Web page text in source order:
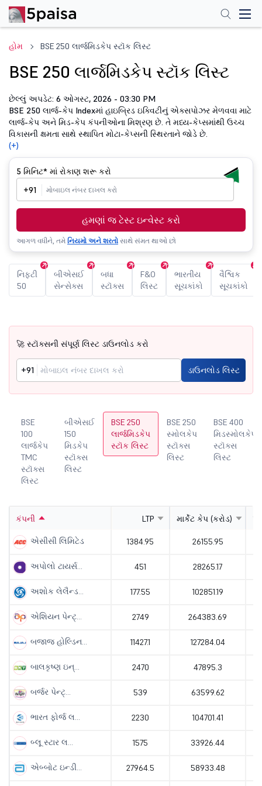
હોમ BSE 250 લાર્જમિડકેપ સ્ટૉક લિસ્ટ
BSE 250 લાર્જમિડકેપ સ્ટૉક લિસ્ટ
છેલ્લું અપડેટ: 6 ઓગસ્ટ, 2026 - 03:30 PM
BSE 250 લાર્જ-કેપ Indexમાં હાઇબ્રિડ ઇક્વિટીનું એક્સપોઝર મેળવવા માટે
લાર્જ-કેપ અને મિડ-કેપ કંપનીઓના મિશ્રણ છે. તે મધ્ય-કેપ્સમાંથી ઉચ્ચ
વિકાસની ક્ષમતા સાથે સ્થાપિત મોટા-કેપ્સની સ્થિરતાને જોડે છે.
(+)
5 મિનિટ* માં રોકાણ શરૂ કરો
+91
હમણાં જ ટેસ્ટ ઇન્વેસ્ટ કરો
આગળ વધીને, તમે નિયમો અને શરતો સાથે સંમત થાઓ છો
નિફ્ટી
50
બીએસઈ
સેન્સેક્સ
બધા
સ્ટૉક્સ
F&O
લિસ્ટ
ભારતીય
સૂચકાંકો
વૈશ્વિક
સૂચકાંકો
🚀 સ્ટૉક્સની સંપૂર્ણ લિસ્ટ ડાઉનલોડ કરો
+91 ડાઉનલોડ લિસ્ટ
BSE
100
લાર્જકેપ
TMC
સ્ટૉક્સ
લિસ્ટ
બીએસઈ
150
મિડકેપ
સ્ટૉક્સ
લિસ્ટ
BSE 250
લાર્જમિડકેપ
સ્ટૉક લિસ્ટ
BSE 250
સ્મોલકેપ
સ્ટૉક્સ
લિસ્ટ
BSE 400
મિડસ્મોલકેપ
સ્ટૉક્સ
લિસ્ટ
કંપની LTP માર્કેટ કેપ (કરોડ)
એસીસી લિમિટેડ 1384.95 26155.95
અપોલો ટાયર્સ... 451 28265.17
અશોક લેલૈન્ડ... 177.55 102851.19
એશિયન પેન્ટ્... 2749 264383.69
બજાજ હોલ્ડિન... 11427.1 127284.04
બાલકૃષ્ણ ઇન્... 2470 47895.3
બર્જર પેન્ટ્... 539 63599.62
ભારત ફોર્જ લ... 2230 104701.41
બ્લૂ સ્ટાર લ... 1575 33926.44
એબ્બોટ ઇન્ડી... 27964.5 58933.48